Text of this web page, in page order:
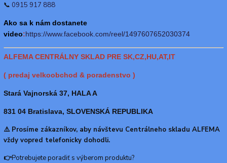
📞 0915 917 888
Ako sa k nám dostanete
video:https://www.facebook.com/reel/1497607652030374
ALFEMA CENTRÁLNY SKLAD PRE SK,CZ,HU,AT,IT
( predaj velkoobchod & poradenstvo )
Stará Vajnorská 37, HALA A
831 04 Bratislava, SLOVENSKÁ REPUBLIKA
⚠️ Prosíme zákazníkov, aby návštevu Centrálneho skladu ALFEMA
vždy vopred telefonicky dohodli.
👉Potrebujete poradiť s výberom produktu?